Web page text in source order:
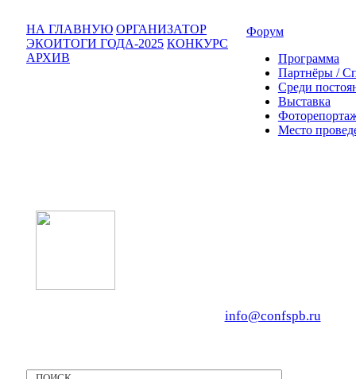
НА ГЛАВНУЮ ОРГАНИЗАТОР
ЭКОИТОГИ ГОДА-2025 КОНКУРС
АРХИВ
Форум
Программа
Партнёры /
Среди
Выставка
Место
info@confspb.ru